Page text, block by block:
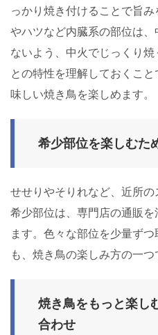
っかり焼き付けることで旨
やハツなど内臓系の部位は
ないよう、中火でじっくり
との特性を理解しておくこ
味しい焼き鳥を楽しめます。
希少部位を楽しむた
せせりやそりれなど、近所
希少部位は、専門店の通販
ます。色々な部位を少量ず
も、焼き鳥の楽しみ方の一つ
焼き鳥をもっと楽し
合わせ